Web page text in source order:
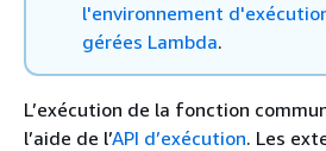
l'environnement
gérées Lambda.
L’exécution de la fonction
l’aide de l’API d’exécution. Les